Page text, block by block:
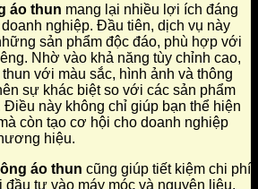
áo thun mang lại nhiều lợi ích đáng
nghiệp. Đầu tiên, dịch vụ này
sản phẩm độc đáo, phù hợp với
Nhờ vào khả năng tùy chỉnh cao,
với màu sắc, hình ảnh và thông
sự khác biệt so với các sản phẩm
này không chỉ giúp bạn thể hiện
còn tạo cơ hội cho doanh nghiệp
hiệu.
áo thun cũng giúp tiết kiệm chi phí
đầu tư vào máy móc và nguyên liệu,